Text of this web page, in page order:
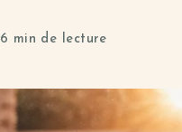
6 min de lecture